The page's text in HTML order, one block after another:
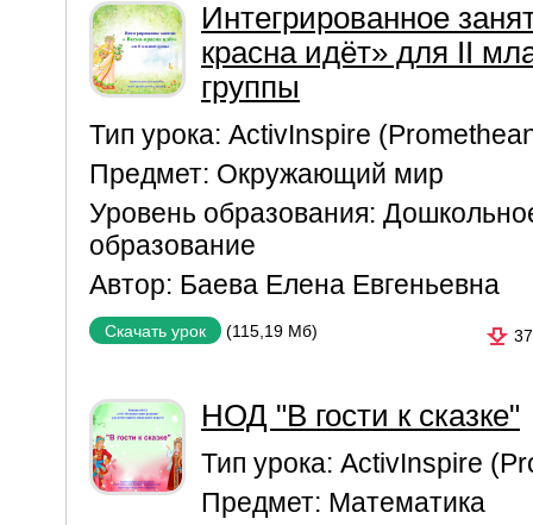
Интегрированное
красна идёт» для II
группы
Тип урока: ActivInspire
Предмет: Окружающий мир
Уровень образования:
образование
Автор: Баева Елена Евгеньевна
Скачать урок (115,19 Мб) 37
НОД "В гости к сказке"
Тип урока: ActivInspire
Предмет: Математика